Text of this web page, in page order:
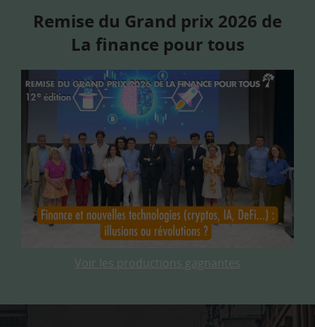
Remise du Grand prix 2026 de
La finance pour tous
Voir les productions gagnantes